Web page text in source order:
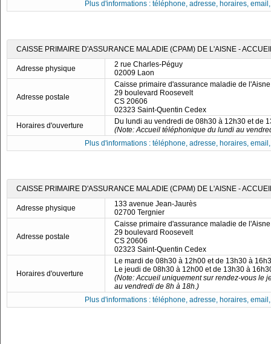
Plus d'informations : téléphone, adresse, horaires,
CAISSE PRIMAIRE D'ASSURANCE MALADIE (CPAM) DE L'AISNE -
Adresse physique
2 rue Charles-Péguy
02009 Laon
Adresse postale
Caisse primaire d'assurance maladie de l'Aisne
29 boulevard Roosevelt
CS 20606
02323 Saint-Quentin Cedex
Horaires d'ouverture
Du lundi au vendredi de 08h30 à 12h30 et de
(Note: Accueil téléphonique du lundi au
Plus d'informations : téléphone, adresse, horaires,
CAISSE PRIMAIRE D'ASSURANCE MALADIE (CPAM) DE L'AISNE -
Adresse physique
133 avenue Jean-Jaurès
02700 Tergnier
Adresse postale
Caisse primaire d'assurance maladie de l'Aisne
29 boulevard Roosevelt
CS 20606
02323 Saint-Quentin Cedex
Horaires d'ouverture
Le mardi de 08h30 à 12h00 et de 13h30 à
Le jeudi de 08h30 à 12h00 et de 13h30 à
(Note: Accueil uniquement sur rendez-vous le
au vendredi de 8h à 18h.)
Plus d'informations : téléphone, adresse, horaires,